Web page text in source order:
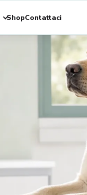
ShopContattaci